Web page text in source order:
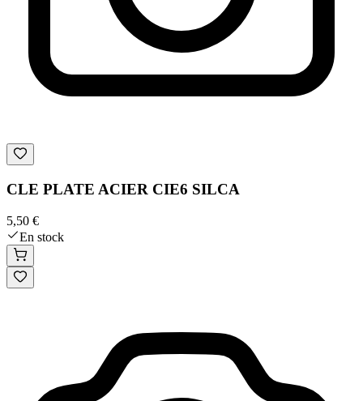
CLE PLATE ACIER CIE6 SILCA
5,50 €
En stock